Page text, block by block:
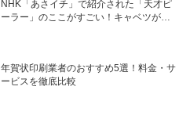
NHK「あさイチ」で紹介された「天才ピ
ーラー」のここがすごい！キャベツがほ
年賀状印刷業者のおすすめ5選！料金・サ
ービスを徹底比較